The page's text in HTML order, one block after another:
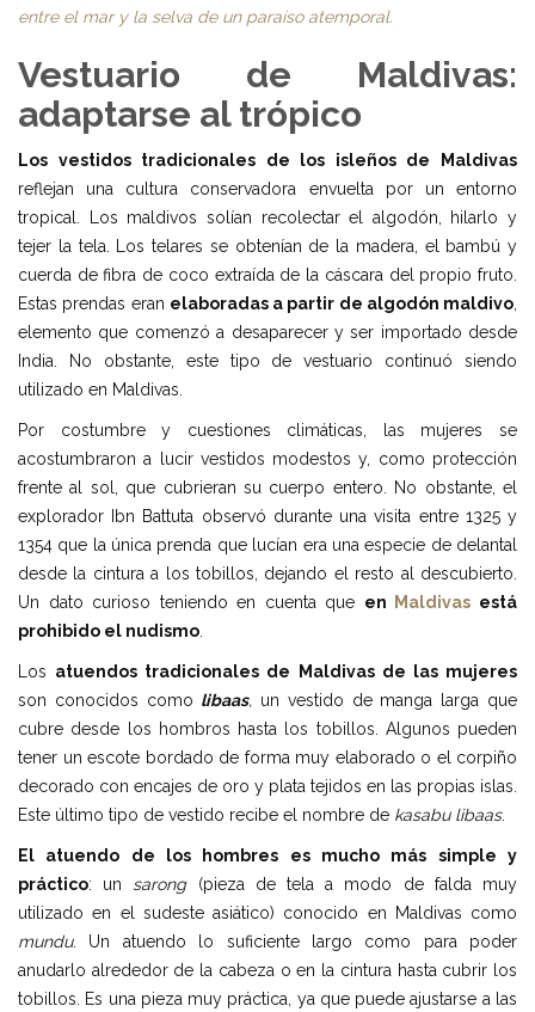
entre el mar y la selva de un paraíso atemporal.
Vestuario de Maldivas:
adaptarse al trópico
Los vestidos tradicionales de los isleños de Maldivas
reflejan una cultura conservadora envuelta por un entorno
tropical. Los maldivos solían recolectar el algodón, hilarlo y
tejer la tela. Los telares se obtenían de la madera, el bambú y
cuerda de fibra de coco extraída de la cáscara del propio fruto.
Estas prendas eran elaboradas a partir de algodón maldivo
elemento que comenzó a desaparecer y ser importado desde
India. No obstante, este tipo de vestuario continuó siendo
utilizado en Maldivas.
Por costumbre y cuestiones climáticas, las mujeres se
acostumbraron a lucir vestidos modestos y, como protección
frente al sol, que cubrieran su cuerpo entero. No obstante, el
explorador Ibn Battuta observó durante una visita entre 1325 y
1354 que la única prenda que lucían era una especie de delantal
desde la cintura a los tobillos, dejando el resto al descubierto.
Un dato curioso teniendo en cuenta que en Maldivas está
prohibido el nudismo
Los atuendos tradicionales de Maldivas de las mujeres
son conocidos como libaas, un vestido de manga larga que
cubre desde los hombros hasta los tobillos. Algunos pueden
tener un escote bordado de forma muy elaborado o el corpiño
decorado con encajes de oro y plata tejidos en las propias islas.
Este último tipo de vestido recibe el nombre de kasabu libaas.
El atuendo de los hombres es mucho más simple y
práctico: un sarong(pieza de tela a modo de falda muy
utilizado en el sudeste asiático) conocido en Maldivas como
mundu. Un atuendo lo suficiente largo como para poder
anudarlo alrededor de la cabeza o en la cintura hasta cubrir los
tobillos. Es una pieza muy práctica, ya que puede ajustarse a las